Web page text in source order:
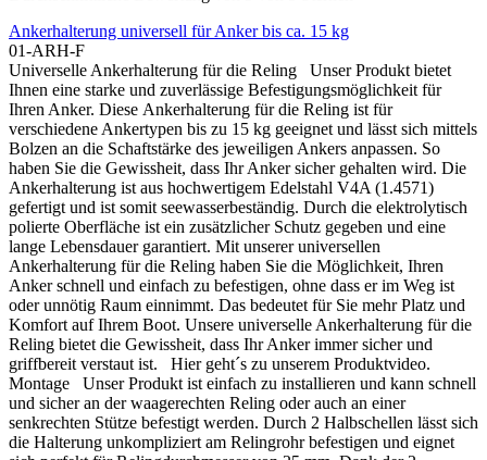
Ankerhalterung universell für Anker bis ca. 15 kg
01-ARH-F
Universelle Ankerhalterung für die Reling Unser Produkt bietet
Ihnen eine starke und zuverlässige Befestigungsmöglichkeit für
Ihren Anker. Diese Ankerhalterung für die Reling ist für
verschiedene Ankertypen bis zu 15 kg geeignet und lässt sich mittels
Bolzen an die Schaftstärke des jeweiligen Ankers anpassen. So
haben Sie die Gewissheit, dass Ihr Anker sicher gehalten wird. Die
Ankerhalterung ist aus hochwertigem Edelstahl V4A (1.4571)
gefertigt und ist somit seewasserbeständig. Durch die elektrolytisch
polierte Oberfläche ist ein zusätzlicher Schutz gegeben und eine
lange Lebensdauer garantiert. Mit unserer universellen
Ankerhalterung für die Reling haben Sie die Möglichkeit, Ihren
Anker schnell und einfach zu befestigen, ohne dass er im Weg ist
oder unnötig Raum einnimmt. Das bedeutet für Sie mehr Platz und
Komfort auf Ihrem Boot. Unsere universelle Ankerhalterung für die
Reling bietet die Gewissheit, dass Ihr Anker immer sicher und
griffbereit verstaut ist. Hier geht´s zu unserem Produktvideo.
Montage Unser Produkt ist einfach zu installieren und kann schnell
und sicher an der waagerechten Reling oder auch an einer
senkrechten Stütze befestigt werden. Durch 2 Halbschellen lässt sich
die Halterung unkompliziert am Relingrohr befestigen und eignet